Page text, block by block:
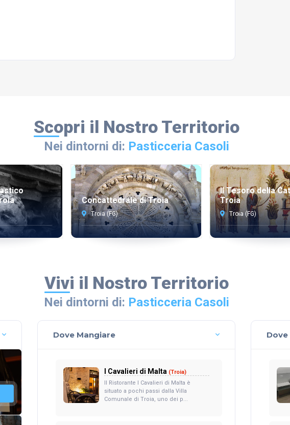
Scopri il Nostro Territorio
Nei dintorni di: Pasticceria Casoli
Concattedrale di Troia
Troia (FG)
Il Tesoro della
Troia
Troia (FG)
Vivi il Nostro Territorio
Nei dintorni di: Pasticceria Casoli
Dove Mangiare
I Cavalieri di Malta (Troia)
Il Ristorante I Cavalieri di Malta è
situato a pochi passi dalla Villa
Comunale di Troia, uno dei p...